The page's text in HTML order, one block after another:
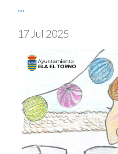
...
17 Jul 2025